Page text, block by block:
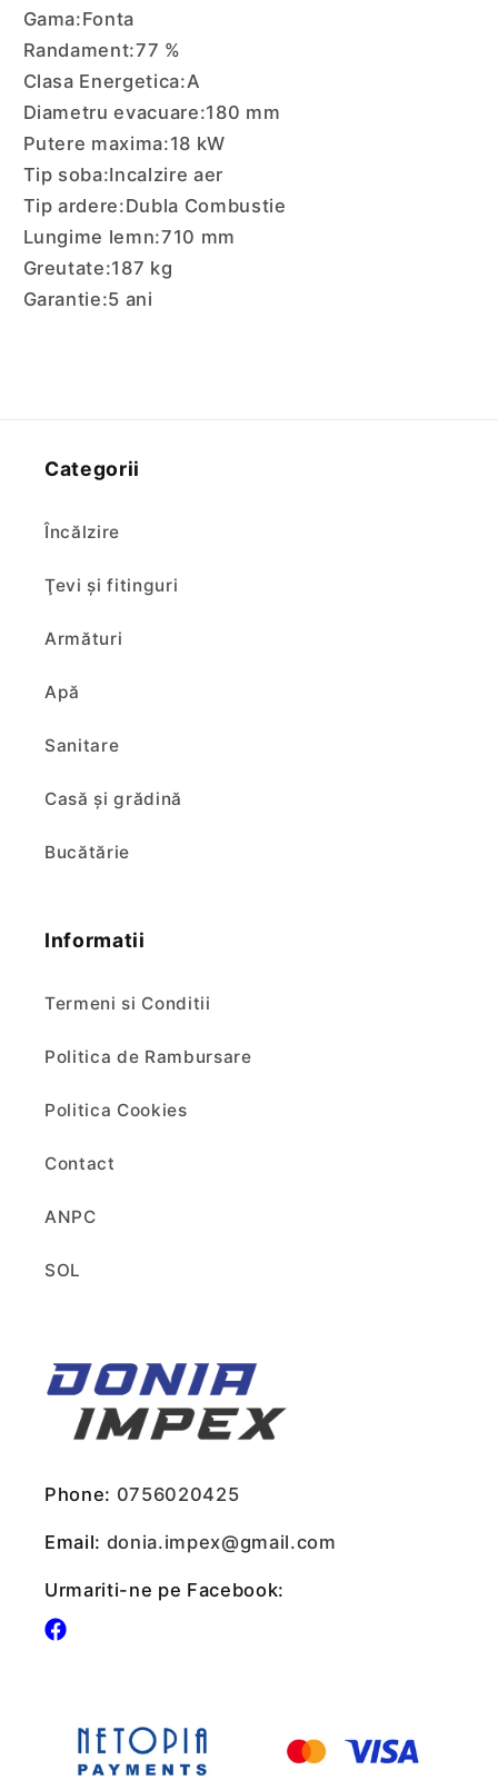
Gama:Fonta
Randament:77 %
Clasa Energetica:A
Diametru evacuare:180 mm
Putere maxima:18 kW
Tip soba:Incalzire aer
Tip ardere:Dubla Combustie
Lungime lemn:710 mm
Greutate:187 kg
Garantie:5 ani
Categorii
Încălzire
Ţevi şi fitinguri
Armături
Apă
Sanitare
Casă și grădină
Bucătărie
Informatii
Termeni si Conditii
Politica de Rambursare
Politica Cookies
Contact
ANPC
SOL
Phone: 0756020425
Email: donia.impex@gmail.com
Urmariti-ne pe Facebook:
Facebook